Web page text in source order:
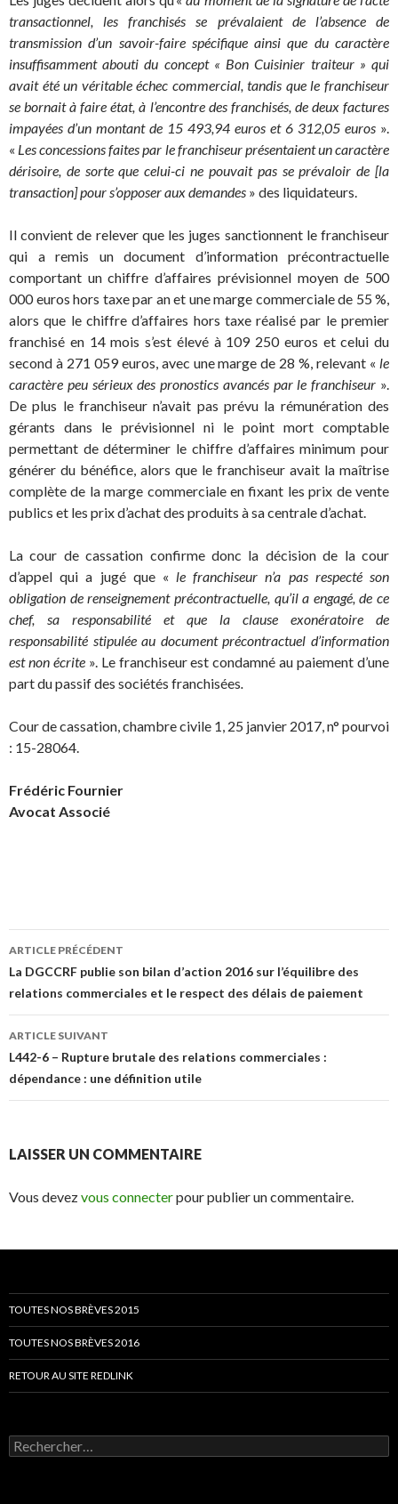
transactionnel, les franchisés se prévalaient de l’absence de
transmission d’un savoir-faire spécifique ainsi que du caractère
insuffisamment abouti du concept « Bon Cuisinier traiteur » qui
avait été un véritable échec commercial, tandis que le franchiseur
se bornait à faire état, à l’encontre des franchisés, de deux factures
impayées d’un montant de 15 493,94 euros et 6 312,05 euros ».
« Les concessions faites par le franchiseur présentaient un caractère
dérisoire, de sorte que celui-ci ne pouvait pas se prévaloir de [la
transaction] pour s’opposer aux demandes » des liquidateurs.
Il convient de relever que les juges sanctionnent le franchiseur
qui a remis un document d’information précontractuelle
comportant un chiffre d’affaires prévisionnel moyen de 500
000 euros hors taxe par an et une marge commerciale de 55 %,
alors que le chiffre d’affaires hors taxe réalisé par le premier
franchisé en 14 mois s’est élevé à 109 250 euros et celui du
second à 271 059 euros, avec une marge de 28 %, relevant « le
caractère peu sérieux des pronostics avancés par le franchiseur ».
De plus le franchiseur n’avait pas prévu la rémunération des
gérants dans le prévisionnel ni le point mort comptable
permettant de déterminer le chiffre d’affaires minimum pour
générer du bénéfice, alors que le franchiseur avait la maîtrise
complète de la marge commerciale en fixant les prix de vente
publics et les prix d’achat des produits à sa centrale d’achat.
La cour de cassation confirme donc la décision de la cour
d’appel qui a jugé que « le franchiseur n’a pas respecté son
obligation de renseignement précontractuelle, qu’il a engagé, de ce
chef, sa responsabilité et que la clause exonératoire de
responsabilité stipulée au document précontractuel d’information
est non écrite». Le franchiseur est condamné au paiement d’une
part du passif des sociétés franchisées.
Cour de cassation, chambre civile 1, 25 janvier 2017, n° pourvoi
: 15-28064.
Frédéric Fournier
Avocat Associé
Navigation
des
articles
ARTICLE PRÉCÉDENT
La DGCCRF publie son bilan d’action 2016 sur l’équilibre des
relations commerciales et le respect des délais de paiement
ARTICLE SUIVANT
L442-6 – Rupture brutale des relations commerciales :
dépendance : une définition utile
LAISSER UN COMMENTAIRE
Vous devezvous connecterpour publier un commentaire.
TOUTES NOS BRÈVES 2015
TOUTES NOS BRÈVES 2016
RETOUR AU SITE REDLINK
Rechercher :